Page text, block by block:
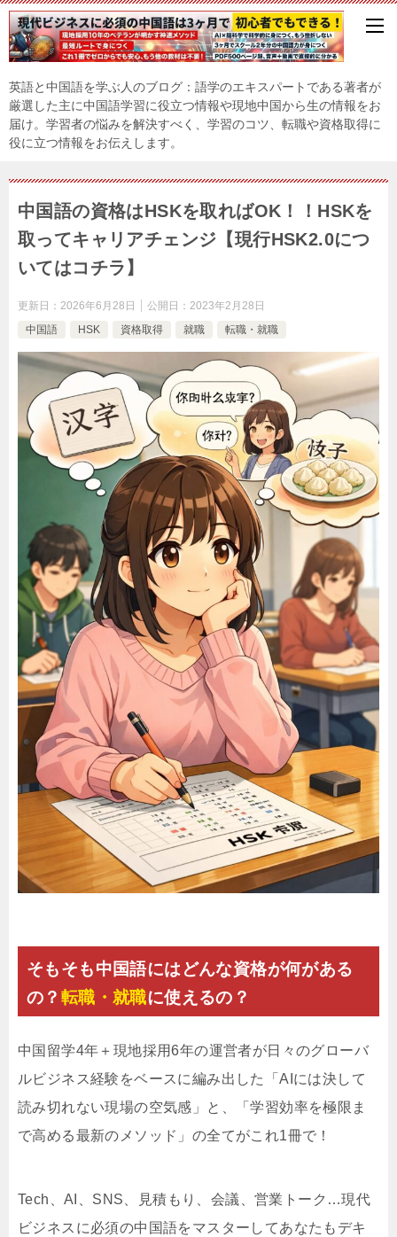
英語と中国語を学ぶ人のブログ：語学のエキスパートである著者が
厳選した主に中国語学習に役立つ情報や現地中国から生の情報をお
届け。学習者の悩みを解決すべく、学習のコツ、転職や資格取得に
役に立つ情報をお伝えします。
中国語の資格はHSKを取ればOK！！HSKを
取ってキャリアチェンジ【現行HSK2.0につ
いてはコチラ】
更新日： 2026年6月28日 公開日： 2023年2月28日
中国語
HSK 資格取得 就職 転職・就職
そもそも中国語にはどんな資格が何がある
の？ 転職・就職に使えるの？
中国留学4年＋現地採用6年の運営者が日々のグローバ
ルビジネス経験をベースに編み出した「AIには決して
読み切れない現場の空気感」と、「学習効率を極限ま
で高める最新のメソッド」の全てがこれ1冊で！
Tech、AI、SNS、見積もり、会議、営業トーク…現代
ビジネスに必須の中国語をマスターしてあなたもデキ